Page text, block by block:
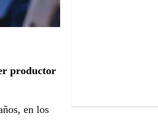
productor
en los